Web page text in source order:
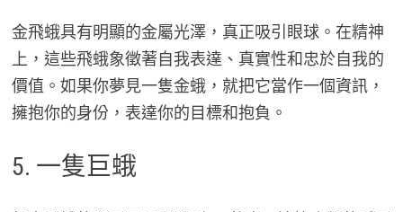
金飛蛾具有明顯的金屬光澤，真正吸引眼球。在精神
上，這些飛蛾象徵著自我表達、真實性和忠於自我的
價值。如果你夢見一隻金蛾，就把它當作一個資訊，
擁抱你的身份，表達你的目標和抱負。
5. 一隻巨蛾